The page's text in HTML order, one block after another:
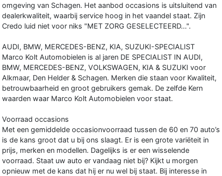
omgeving van Schagen. Het aanbod occasions is uitsluitend van
dealerkwaliteit, waarbij service hoog in het vaandel staat. Zijn
Credo luid niet voor niks "MET ZORG GESELECTEERD...".
AUDI, BMW, MERCEDES-BENZ, KIA, SUZUKI-SPECIALIST
Marco Kolt Automobielen is al jaren DE SPECIALIST IN AUDI,
BMW, MERCEDES-BENZ, VOLKSWAGEN, KIA & SUZUKI voor
Alkmaar, Den Helder & Schagen. Merken die staan voor Kwaliteit,
betrouwbaarheid en groot gebruikers gemak. De zelfde Kern
waarden waar Marco Kolt Automobielen voor staat.
Voorraad occasions
Met een gemiddelde occasionvoorraad tussen de 60 en 70 auto’s
is de kans groot dat u bij ons slaagt. Er is een grote variëteit in
prijs, merken en modellen. Dagelijks is er een wisselende
voorraad. Staat uw auto er vandaag niet bij? Kijkt u morgen
opnieuw met de kans dat hij er nu wel bij staat. Bij interesse in